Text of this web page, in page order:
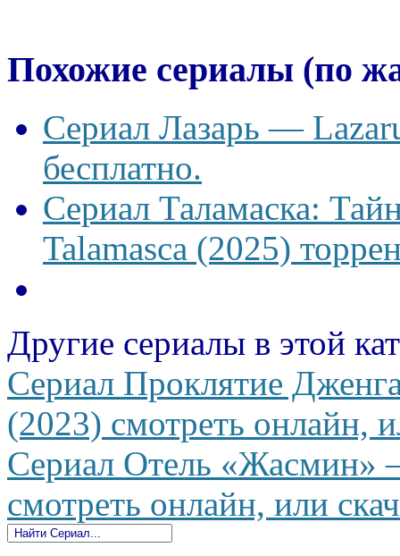
Похожие сериалы (по
Сериал Лазарь —
бесплатно.
Сериал Таламаска:
Talamasca (2025)
Другие сериалы в этой
Сериал Проклятие
(2023) смотреть онлайн,
Сериал Отель «Жасмин»
смотреть онлайн, или